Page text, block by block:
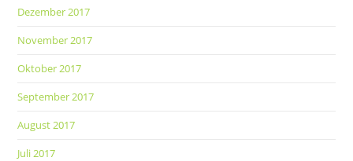
Dezember 2017
November 2017
Oktober 2017
September 2017
August 2017
Juli 2017